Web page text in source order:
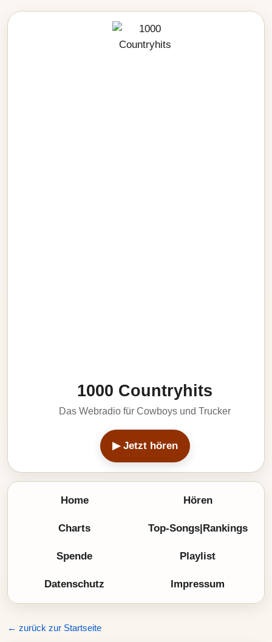
1000 Countryhits
Das Webradio für Cowboys und Trucker
▶ Jetzt hören
Home Hören
Charts Top-Songs|Rankings
Spende Playlist
Datenschutz Impressum
← zurück zur Startseite